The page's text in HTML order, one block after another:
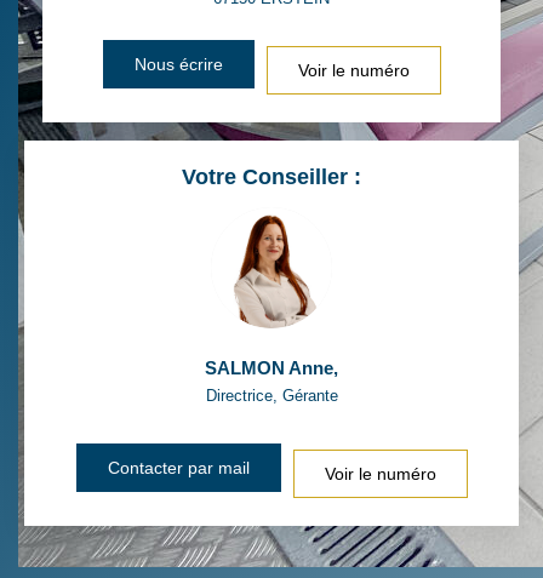
Nous écrire Voir le numéro
Votre Conseiller :
SALMON Anne,
Directrice, Gérante
Contacter par mail Voir le numéro